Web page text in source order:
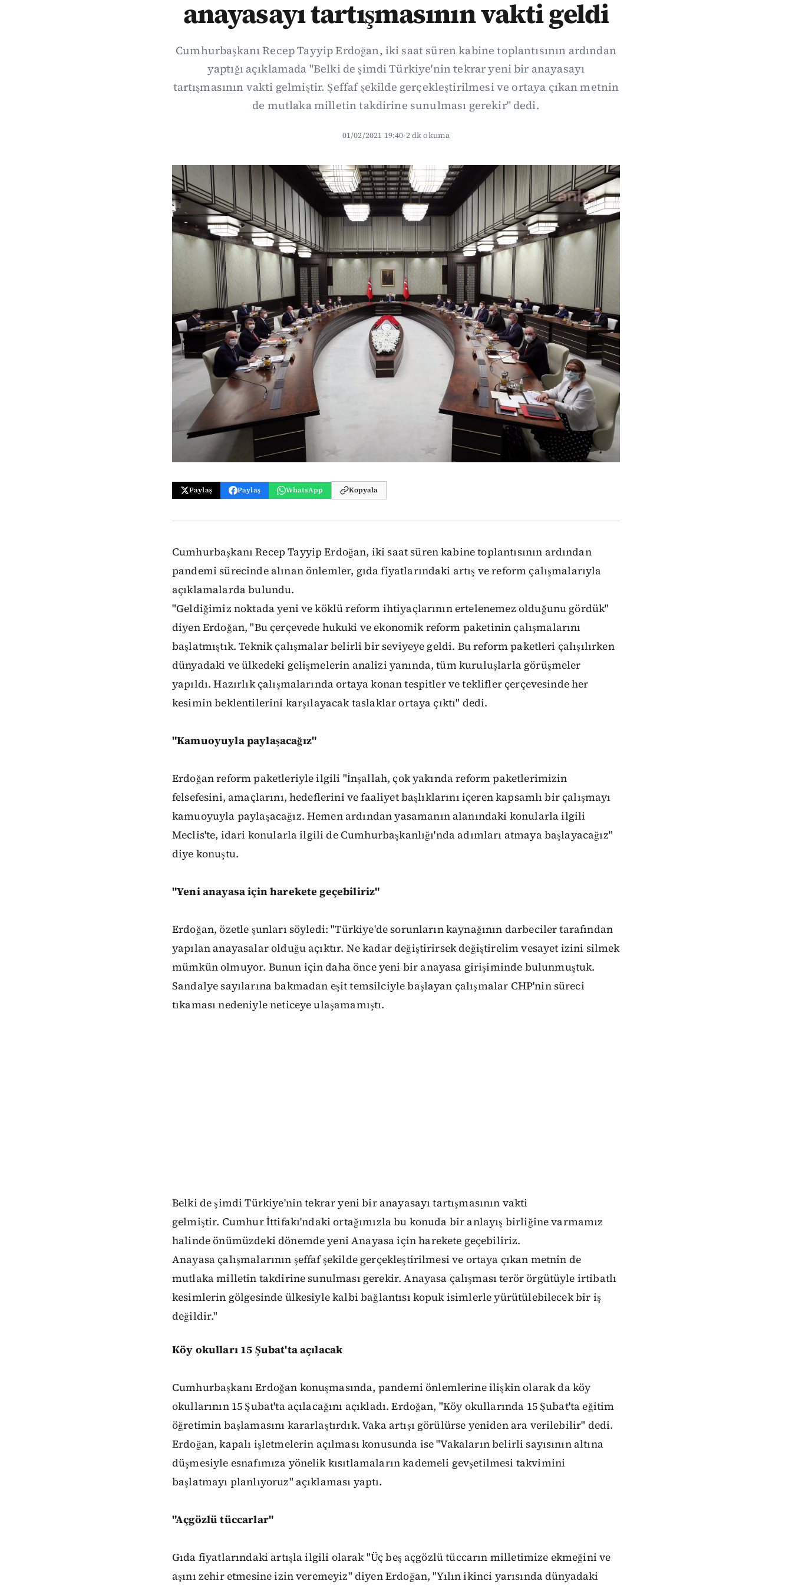
anayasayı tartışmasının vakti geldi
Cumhurbaşkanı Recep Tayyip Erdoğan, iki saat süren kabine toplantısının ardından
yaptığı açıklamada "Belki de şimdi Türkiye'nin tekrar yeni bir anayasayı
tartışmasının vakti gelmiştir. Şeffaf şekilde gerçekleştirilmesi ve ortaya çıkan metnin
de mutlaka milletin takdirine sunulması gerekir" dedi.
01/02/2021 19:40·2 dk okuma
Paylaş Paylaş WhatsApp Kopyala
Cumhurbaşkanı Recep Tayyip Erdoğan, iki saat süren kabine toplantısının ardından
pandemi sürecinde alınan önlemler, gıda fiyatlarındaki artış ve reform çalışmalarıyla
açıklamalarda bulundu.
"Geldiğimiz noktada yeni ve köklü reform ihtiyaçlarının ertelenemez olduğunu gördük"
diyen Erdoğan, "Bu çerçevede hukuki ve ekonomik reform paketinin çalışmalarını
başlatmıştık. Teknik çalışmalar belirli bir seviyeye geldi. Bu reform paketleri çalışılırken
dünyadaki ve ülkedeki gelişmelerin analizi yanında, tüm kuruluşlarla görüşmeler
yapıldı. Hazırlık çalışmalarında ortaya konan tespitler ve teklifler çerçevesinde her
kesimin beklentilerini karşılayacak taslaklar ortaya çıktı" dedi.
"Kamuoyuyla paylaşacağız"
Erdoğan reform paketleriyle ilgili "İnşallah, çok yakında reform paketlerimizin
felsefesini, amaçlarını, hedeflerini ve faaliyet başlıklarını içeren kapsamlı bir çalışmayı
kamuoyuyla paylaşacağız. Hemen ardından yasamanın alanındaki konularla ilgili
Meclis'te, idari konularla ilgili de Cumhurbaşkanlığı'nda adımları atmaya başlayacağız"
diye konuştu.
"Yeni anayasa için harekete geçebiliriz"
Erdoğan, özetle şunları söyledi: "Türkiye'de sorunların kaynağının darbeciler tarafından
yapılan anayasalar olduğu açıktır. Ne kadar değiştirirsek değiştirelim vesayet izini silmek
mümkün olmuyor. Bunun için daha önce yeni bir anayasa girişiminde bulunmuştuk.
Sandalye sayılarına bakmadan eşit temsilciyle başlayan çalışmalar CHP'nin süreci
tıkaması nedeniyle neticeye ulaşamamıştı.
Belki de şimdi Türkiye'nin tekrar yeni bir anayasayı tartışmasının vakti
gelmiştir. Cumhur İttifakı'ndaki ortağımızla bu konuda bir anlayış birliğine varmamız
halinde önümüzdeki dönemde yeni Anayasa için harekete geçebiliriz.
Anayasa çalışmalarının şeffaf şekilde gerçekleştirilmesi ve ortaya çıkan metnin de
mutlaka milletin takdirine sunulması gerekir. Anayasa çalışması terör örgütüyle irtibatlı
kesimlerin gölgesinde ülkesiyle kalbi bağlantısı kopuk isimlerle yürütülebilecek bir iş
değildir."
Köy okulları 15 Şubat'ta açılacak
Cumhurbaşkanı Erdoğan konuşmasında, pandemi önlemlerine ilişkin olarak da köy
okullarının 15 Şubat'ta açılacağını açıkladı. Erdoğan, "Köy okullarında 15 Şubat'ta eğitim
öğretimin başlamasını kararlaştırdık. Vaka artışı görülürse yeniden ara verilebilir" dedi.
Erdoğan, kapalı işletmelerin açılması konusunda ise "Vakaların belirli sayısının altına
düşmesiyle esnafımıza yönelik kısıtlamaların kademeli gevşetilmesi takvimini
başlatmayı planlıyoruz" açıklaması yaptı.
"Açgözlü tüccarlar"
Gıda fiyatlarındaki artışla ilgili olarak "Üç beş açgözlü tüccarın milletimize ekmeğini ve
aşını zehir etmesine izin veremeyiz" diyen Erdoğan, "Yılın ikinci yarısında dünyadaki